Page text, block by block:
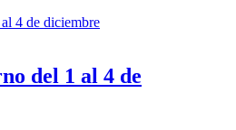
del 1 al 4 de